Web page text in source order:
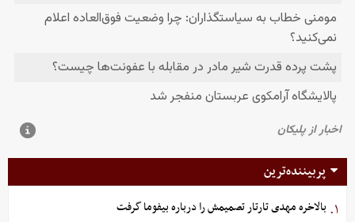
پربیننده‌ترین
۱. بالاخره مهدی تارتار تصمیمش را درباره بیفوما گرفت